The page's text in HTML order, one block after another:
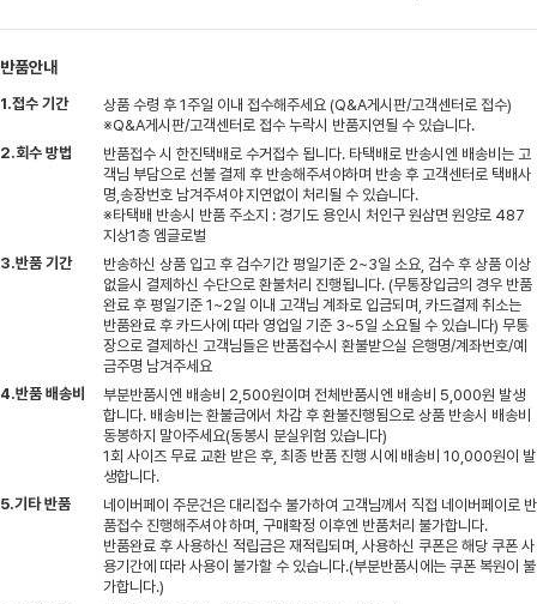
반품안내
1.접수 기간
상품 수령 후 1주일 이내 접수해주세요 (Q&A게시판/고객센터로 접수)
※Q&A게시판/고객센터로 접수 누락시 반품지연될 수 있습니다.
2.회수 방법
반품접수 시 한진택배로 수거접수 됩니다. 타택배로 반송시엔 배송비는 고
객님 부담으로 선불 결제 후 반송해주셔야하며 반송 후 고객센터로 택배사
명,송장번호 남겨주셔야 지연없이 처리될 수 있습니다.
※타택배 반송시 반품 주소지 : 경기도 용인시 처인구 원삼면 원양로 487
지상1층 엠글로벌
3.반품 기간
반송하신 상품 입고 후 검수기간 평일기준 2~3일 소요, 검수 후 상품 이상
없을시 결제하신 수단으로 환불처리 진행됩니다. (무통장입금의 경우 반품
완료 후 평일기준 1~2일 이내 고객님 계좌로 입금되며, 카드결제 취소는
반품완료 후 카드사에 따라 영업일 기준 3~5일 소요될 수 있습니다) 무통
장으로 결제하신 고객님들은 반품접수시 환불받으실 은행명/계좌번호/예
금주명 남겨주세요
4.반품 배송비
부분반품시엔 배송비 2,500원이며 전체반품시엔 배송비 5,000원 발생
합니다. 배송비는 환불금에서 차감 후 환불진행됨으로 상품 반송시 배송비
동봉하지 말아주세요(동봉시 분실위험 있습니다)
1회 사이즈 무료 교환 받은 후, 최종 반품 진행 시에 배송비 10,000원이 발
생합니다.
5.기타 반품
네이버페이 주문건은 대리접수 불가하여 고객님께서 직접 네이버페이로 반
품접수 진행해주셔야 하며, 구매확정 이후엔 반품처리 불가합니다.
반품완료 후 사용하신 적립금은 재적립되며, 사용하신 쿠폰은 해당 쿠폰 사
용기간에 따라 사용이 불가할 수 있습니다.(부분반품시에는 쿠폰 복원이 불
가합니다.)